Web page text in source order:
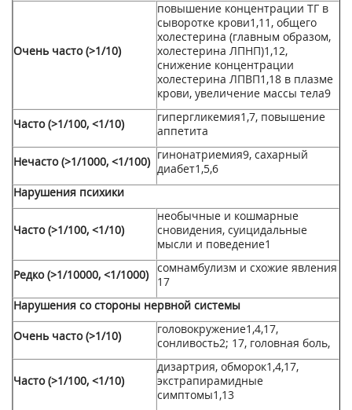
Очень часто (>1/10)
повышение концентрации ТГ в
сыворотке крови1,11 , общего
холестерина (главным образом,
холестерина ЛПНП)1,12,
снижение концентрации
холестерина ЛПВП1,18 в плазме
крови, увеличение массы тела9
Часто (>1/100, <1/10) гипергликемия1,7, повышение
аппетита
Нечасто (>1/1000, <1/100) гинонатриемия9, сахарный
диабет1,5,6
Нарушения психики
Часто (>1/100, <1/10)
необычные и кошмарные
сновидения, суицидальные
мысли и поведение1
Редко (>1/10000, <1/1000) сомнамбулизм и схожие явления
17
Нарушения со стороны нервной системы
Очень часто (>1/10) головокружение1,4,17,
сонливость2; 17, головная боль,
Часто (>1/100, <1/10)
дизартрия, обморок1,4,17,
экстрапирамидные
симптомы1,13